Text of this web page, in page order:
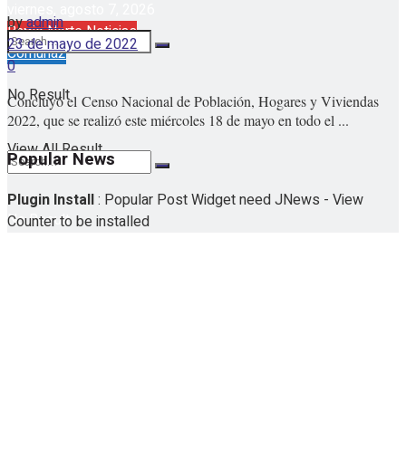
Barrio Norte Noticias
Comuna2
No Result
View All Result
No Result
byadmin
23 de mayo de 2022
0
Concluyó el Censo Nacional de Población, Hogares y Viviendas
2022, que se realizó este miércoles 18 de mayo en todo el ...
Popular News
Plugin Install: Popular Post Widget need JNews - View
Counter to be installed